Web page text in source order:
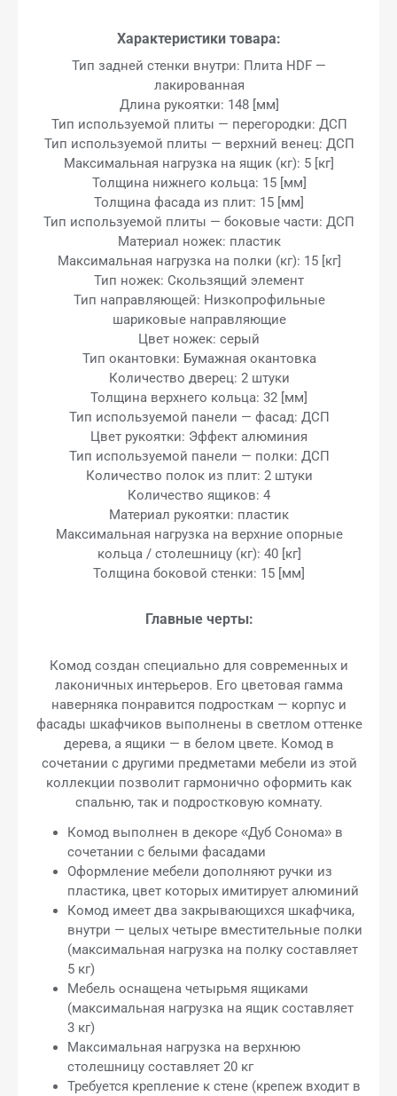
Характеристики товара:
Тип задней стенки внутри: Плита HDF —
лакированная
Длина рукоятки: 148 [мм]
Тип используемой плиты — перегородки: ДСП
Тип используемой плиты — верхний венец: ДСП
Максимальная нагрузка на ящик (кг): 5 [кг]
Толщина нижнего кольца: 15 [мм]
Толщина фасада из плит: 15 [мм]
Тип используемой плиты — боковые части: ДСП
Материал ножек: пластик
Максимальная нагрузка на полки (кг): 15 [кг]
Тип ножек: Скользящий элемент
Тип направляющей: Низкопрофильные
шариковые направляющие
Цвет ножек: серый
Тип окантовки: Бумажная окантовка
Количество дверец: 2 штуки
Толщина верхнего кольца: 32 [мм]
Тип используемой панели — фасад: ДСП
Цвет рукоятки: Эффект алюминия
Тип используемой панели — полки: ДСП
Количество полок из плит: 2 штуки
Количество ящиков: 4
Материал рукоятки: пластик
Максимальная нагрузка на верхние опорные
кольца / столешницу (кг): 40 [кг]
Толщина боковой стенки: 15 [мм]
Главные черты:
Комод создан специально для современных и
лаконичных интерьеров. Его цветовая гамма
наверняка понравится подросткам — корпус и
фасады шкафчиков выполнены в светлом оттенке
дерева, а ящики — в белом цвете. Комод в
сочетании с другими предметами мебели из этой
коллекции позволит гармонично оформить как
спальню, так и подростковую комнату.
Комод выполнен в декоре «Дуб Сонома» в
сочетании с белыми фасадами
Оформление мебели дополняют ручки из
пластика, цвет которых имитирует алюминий
Комод имеет два закрывающихся шкафчика,
внутри — целых четыре вместительные полки
(максимальная нагрузка на полку составляет
5 кг)
Мебель оснащена четырьмя ящиками
(максимальная нагрузка на ящик составляет
3 кг)
Максимальная нагрузка на верхнюю
столешницу составляет 20 кг
Требуется крепление к стене (крепеж входит в